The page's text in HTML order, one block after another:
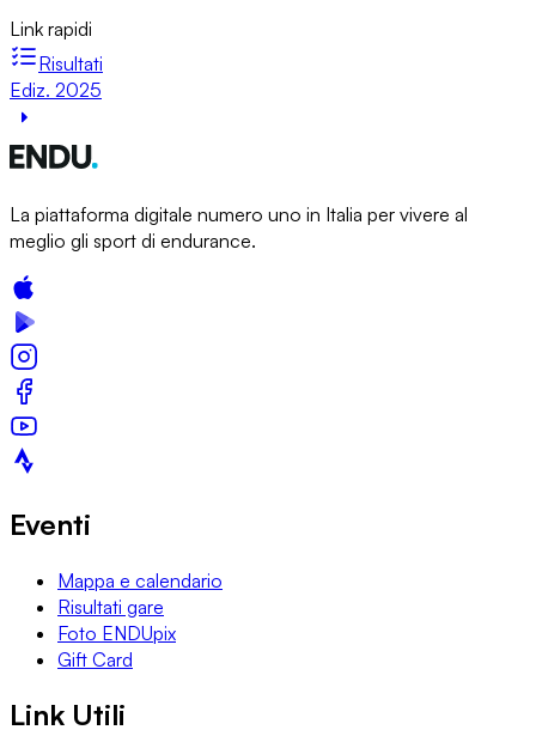
Link rapidi
Risultati
Ediz. 2025
La piattaforma digitale numero uno in Italia per vivere al
meglio gli sport di endurance.
Eventi
Mappa e calendario
Risultati gare
Foto ENDUpix
Gift Card
Link Utili